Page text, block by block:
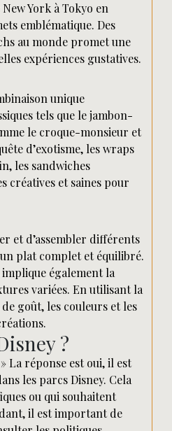
York à Tokyo en
emblématique. Des
au monde promet une
expériences gustatives.
unique
tels que le jambon-
le croque-monsieur et
d’exotisme, les wraps
les sandwiches
créatives et saines pour
et d’assembler différents
plat complet et équilibré.
également la
variées. En utilisant la
goût, les couleurs et les
?
La réponse est oui, il est
les parcs Disney. Cela
ou qui souhaitent
il est important de